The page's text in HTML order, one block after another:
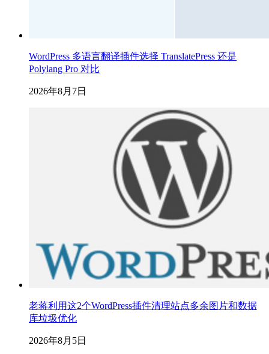
WordPress 多语言翻译插件选择 TranslatePress 还是
Polylang Pro 对比
2026年8月7日
老蒋利用这2个WordPress插件清理站点多余图片和数据
库垃圾优化
2026年8月5日